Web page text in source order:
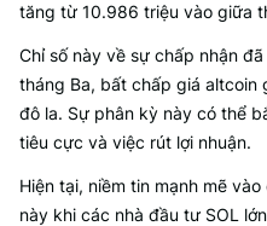
tăng từ 10.986 triệu vào giữa
Chỉ số này về sự chấp nhận
tháng Ba, bất chấp giá altcoin
đô la. Sự phân kỳ này có thể
tiêu cực và việc rút lợi nhuận.
Hiện tại, niềm tin mạnh mẽ
này khi các nhà đầu tư SOL